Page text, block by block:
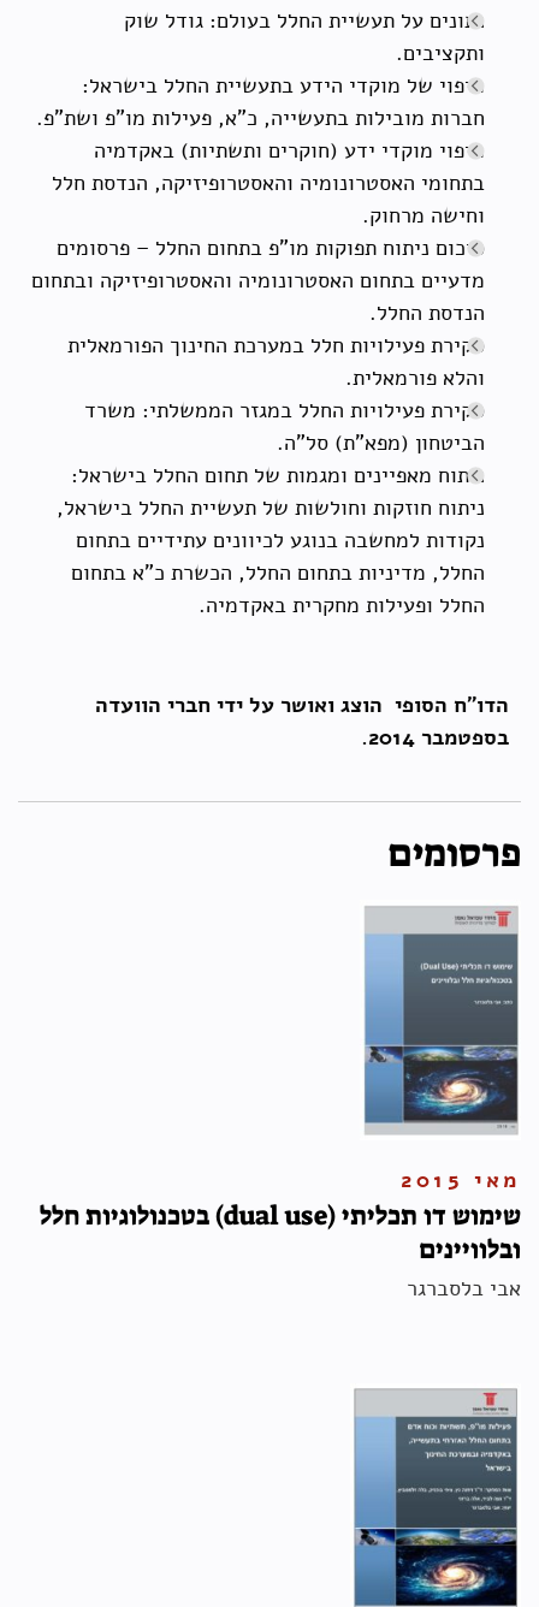
נתונים על תעשיית החלל בעולם: גודל שוק
ותקציבים.
מיפוי של מוקדי הידע בתעשיית החלל בישראל:
חברות מובילות בתעשייה, כ"א, פעילות מו"פ ושת"פ.
מיפוי מוקדי ידע (חוקרים ותשתיות) באקדמיה
בתחומי האסטרונומיה והאסטרופיזיקה, הנדסת חלל
וחישה מרחוק.
סיכום ניתוח תפוקות מו"פ בתחום החלל – פרסומים
מדעיים בתחום האסטרונומיה והאסטרופיזיקה ובתחום
הנדסת החלל.
סקירת פעילויות חלל במערכת החינוך הפורמאלית
והלא פורמאלית.
סקירת פעילויות החלל במגזר הממשלתי: משרד
הביטחון (מפא"ת) סל"ה.
ניתוח מאפיינים ומגמות של תחום החלל בישראל:
ניתוח חוזקות וחולשות של תעשיית החלל בישראל,
נקודות למחשבה בנוגע לכיוונים עתידיים בתחום
החלל, מדיניות בתחום החלל, הכשרת כ"א בתחום
החלל ופעילות מחקרית באקדמיה.
הדו"ח הסופי הוצג ואושר על ידי חברי הוועדה
בספטמבר 2014.
פרסומים
מאי 2015
שימוש דו תכליתי (dual use) בטכנולוגיות חלל
ובלוויינים
אבי בלסברגר